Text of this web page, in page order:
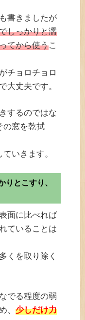
書きましたが
しっかりと濡
てから使うこ
チョロチョロ
大丈夫です。
するのではな
の窓を乾拭
いきます。
りとこすり、
面に比べれば
ていることは
くを取り除く
でる程度の弱
、 少しだけ力